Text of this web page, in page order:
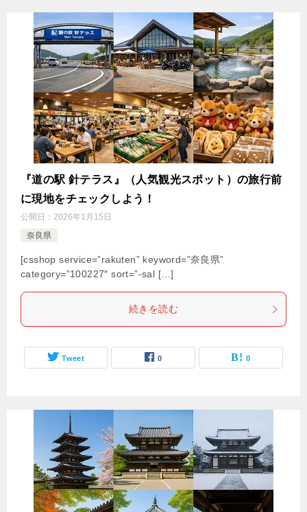
『道の駅 針テラス』（人気観光スポット）の旅行前
に現地をチェックしよう！
公開日： 2026年1月15日
奈良県
[csshop service=”rakuten” keyword=”奈良県”
category=”100227″ sort=”-sal […]
続きを読む
Tweet 0 0